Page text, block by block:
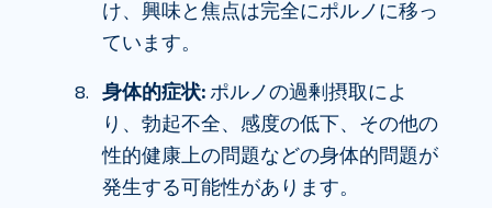
け、興味と焦点は完全にポルノに移っ
ています。
身体的症状:ポルノの過剰摂取によ
り、勃起不全、感度の低下、その他の
性的健康上の問題などの身体的問題が
発生する可能性があります。